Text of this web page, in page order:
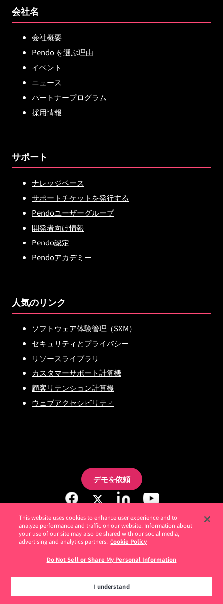
会社名
会社概要
Pendo を選ぶ理由
イベント
ニュース
パートナープログラム
採用情報
サポート
ナレッジベース
サポートチケットを発行する
Pendoユーザーグループ
開発者向け情報
Pendo認定
Pendoアカデミー
人気のリンク
ソフトウェア体験管理（SXM）
セキュリティとプライバシー
リソースライブラリ
カスタマーサポート計算機
顧客リテンション計算機
ウェブアクセシビリティ
デモを依頼
This website uses cookies to enhance user experience and to
analyze performance and traffic on our website. Information about
your use of our site may also be shared with our social media,
advertising and analytics partners. Cookie Policy
Do Not Sell or Share My Personal Information
I understand